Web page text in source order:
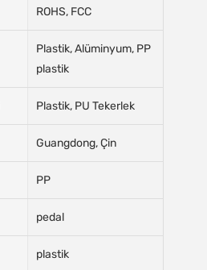
ROHS, FCC
Plastik, Alüminyum, PP
plastik
Plastik, PU Tekerlek
Guangdong, Çin
PP
pedal
plastik